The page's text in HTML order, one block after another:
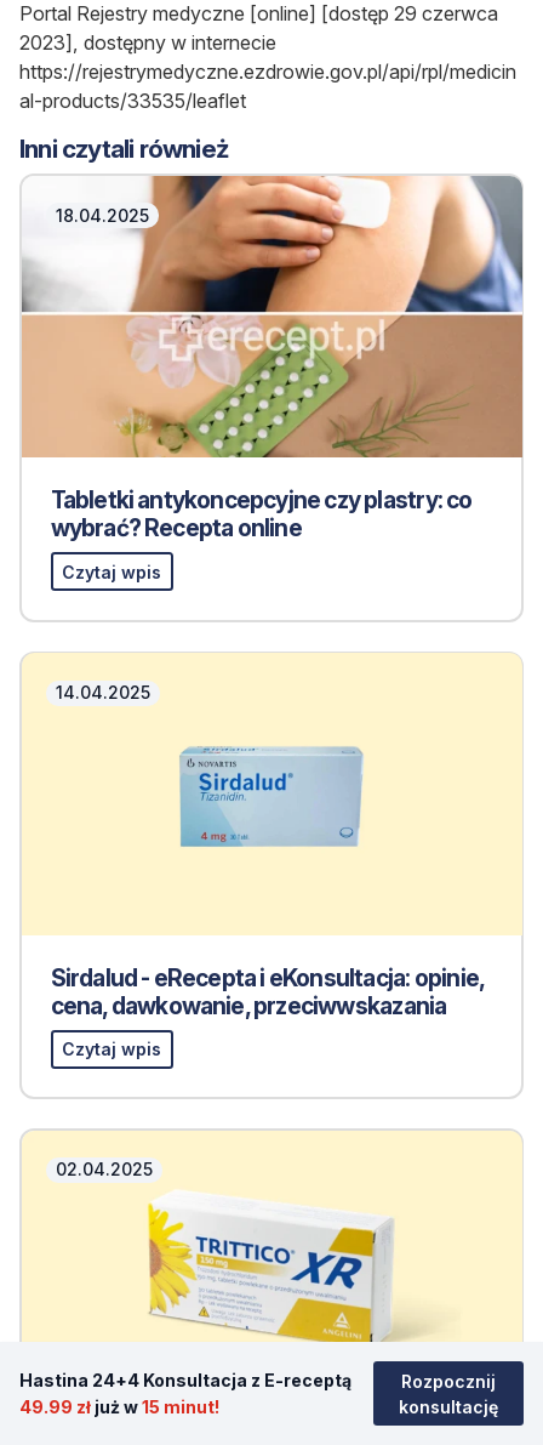
Hastina 24+4 Konsultacja z E-receptą
49.99 zł już w15 minut!
Rozpocznij
konsultację
Portal Rejestry medyczne [online] [dostęp 29 czerwca
2023], dostępny w internecie
https://rejestrymedyczne.ezdrowie.gov.pl/api/rpl/medicin
al-products/33535/leaflet
Inni czytali również
18.04.2025
Tabletki antykoncepcyjne czy plastry: co
wybrać? Recepta online
Czytaj wpis
14.04.2025
Sirdalud - eRecepta i eKonsultacja: opinie,
cena, dawkowanie, przeciwwskazania
Czytaj wpis
02.04.2025